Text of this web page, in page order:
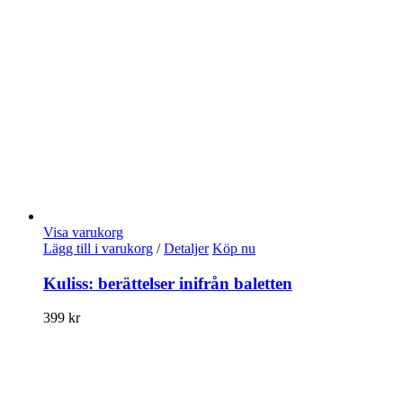
Visa varukorg
Lägg till i varukorg / Detaljer Köp nu
Kuliss: berättelser inifrån baletten
399 kr